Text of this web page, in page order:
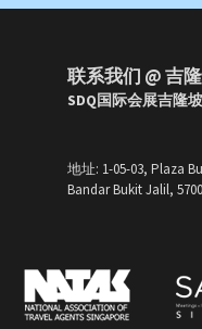
联系我们 @ 吉
SDQ国际会展吉隆
地址: 1-05-03, Plaza
Bandar Bukit Jalil,